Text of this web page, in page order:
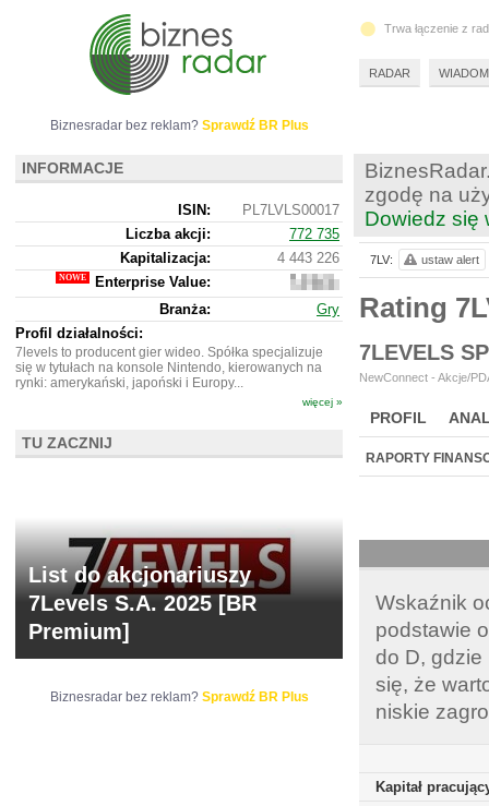
zgodę na
Dowiedz się
Rating
7LEVELS
NewConnect - Akcje/
PROFIL
BR LAB
RAPORTY
Wskaźnik
podstawie
do D, gdzie
się, że
niskie
Kapitał
7LV: ustaw alert
Biznesradar bez reklam? Sprawdź BR Plus
INFORMACJE
ISIN:
PL7LVLS00017
Liczba akcji:
772 735
Kapitalizacja:
4 443 226
Enterprise Value:
4
402
226
Branża:
Gry
Profil działalności:
7levels to producent gier wideo. Spółka specjalizuje
się w tytułach na konsole Nintendo, kierowanych na
rynki: amerykański, japoński i Europy...
więcej »
TU ZACZNIJ
List do akcjonariuszy
7Levels S.A. 2025 [BR
Premium]
Biznesradar bez reklam? Sprawdź BR Plus
Trwa łączenie z
RADAR